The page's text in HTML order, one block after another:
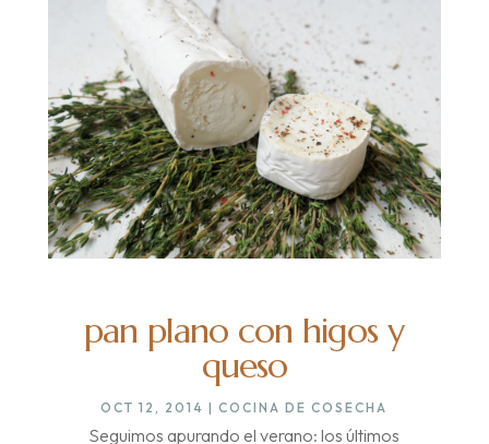
pan plano con higos y
queso
OCT 12, 2014 |COCINA DE COSECHA
Seguimos apurando el verano: los últimos